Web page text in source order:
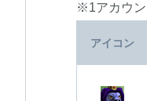
※1アカウン
アイコン